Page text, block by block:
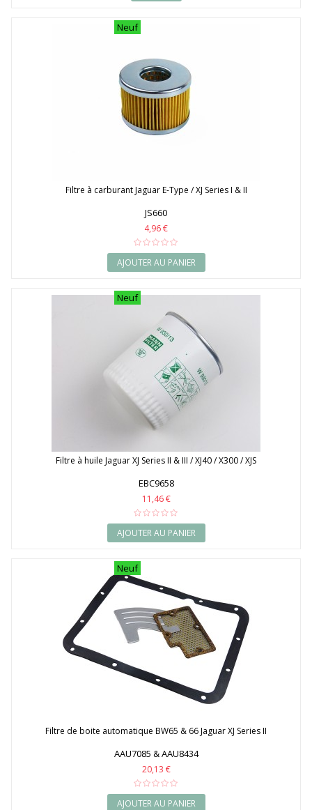
Neuf
Filtre à carburant Jaguar E-Type / XJ Series I & II
JS660
4,96 €
AJOUTER AU PANIER
Neuf
Filtre à huile Jaguar XJ Series II & III / XJ40 / X300 / XJS
EBC9658
11,46 €
AJOUTER AU PANIER
Neuf
Filtre de boite automatique BW65 & 66 Jaguar XJ Series II
AAU7085 & AAU8434
20,13 €
AJOUTER AU PANIER